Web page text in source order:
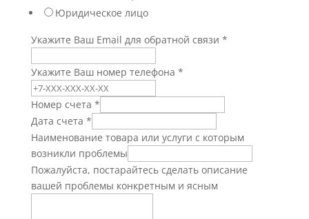
Юридическое лицо
Укажите Ваш Email для обратной связи *
Укажите Ваш номер телефона *
Номер счета *
Дата счета *
Наименование товара или услуги с которым
возникли проблемы
Пожалуйста, постарайтесь сделать описание
вашей проблемы конкретным и ясным